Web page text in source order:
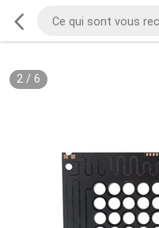
2/ 6